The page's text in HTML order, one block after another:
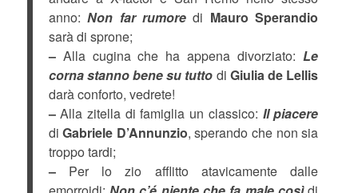
anno:Non far rumore di Mauro Sperandio
sarà di sprone;
–Alla cugina che ha appena divorziato:Le
corna stanno bene su tutto di Giulia de Lellis
darà conforto, vedrete!
–Alla zitella di famiglia un classico: Il piacere
diGabriele D’Annunzio, sperando che non sia
troppo tardi;
–Per lo zio afflitto atavicamente dalle